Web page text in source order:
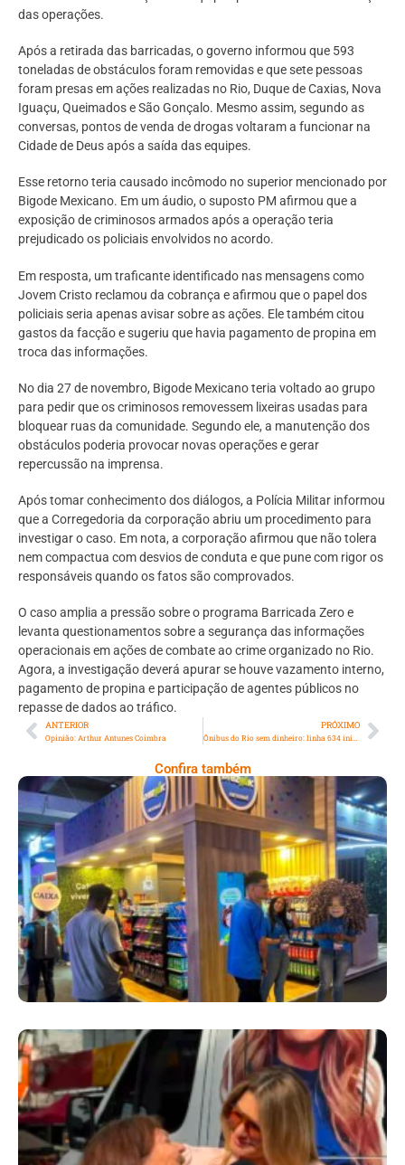
das operações.
Após a retirada das barricadas, o governo informou que 593
toneladas de obstáculos foram removidas e que sete pessoas
foram presas em ações realizadas no Rio, Duque de Caxias, Nova
Iguaçu, Queimados e São Gonçalo. Mesmo assim, segundo as
conversas, pontos de venda de drogas voltaram a funcionar na
Cidade de Deus após a saída das equipes.
Esse retorno teria causado incômodo no superior mencionado por
Bigode Mexicano. Em um áudio, o suposto PM afirmou que a
exposição de criminosos armados após a operação teria
prejudicado os policiais envolvidos no acordo.
Em resposta, um traficante identificado nas mensagens como
Jovem Cristo reclamou da cobrança e afirmou que o papel dos
policiais seria apenas avisar sobre as ações. Ele também citou
gastos da facção e sugeriu que havia pagamento de propina em
troca das informações.
No dia 27 de novembro, Bigode Mexicano teria voltado ao grupo
para pedir que os criminosos removessem lixeiras usadas para
bloquear ruas da comunidade. Segundo ele, a manutenção dos
obstáculos poderia provocar novas operações e gerar
repercussão na imprensa.
Após tomar conhecimento dos diálogos, a Polícia Militar informou
que a Corregedoria da corporação abriu um procedimento para
investigar o caso. Em nota, a corporação afirmou que não tolera
nem compactua com desvios de conduta e que pune com rigor os
responsáveis quando os fatos são comprovados.
O caso amplia a pressão sobre o programa Barricada Zero e
levanta questionamentos sobre a segurança das informações
operacionais em ações de combate ao crime organizado no Rio.
Agora, a investigação deverá apurar se houve vazamento interno,
pagamento de propina e participação de agentes públicos no
repasse de dados ao tráfico.
ANTERIOR
Opinião: Arthur Antunes Coimbra
PRÓXIMO
Confira também
Cencosud Promove Inovação No Brasil
Com A Participação Do Prezunic No Rio
Innovation Week 2026
​Segurança Pública Lidera Queixas De
Moradores Do Rio Em Escuta Promovida Por
Antônia Fontenelle